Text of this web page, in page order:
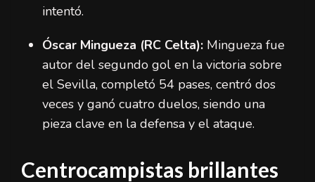
intentó.
Óscar Mingueza (RC Celta): Mingueza fue
autor del segundo gol en la victoria sobre
el Sevilla, completó 54 pases, centró dos
veces y ganó cuatro duelos, siendo una
pieza clave en la defensa y el ataque.
Centrocampistas brillantes